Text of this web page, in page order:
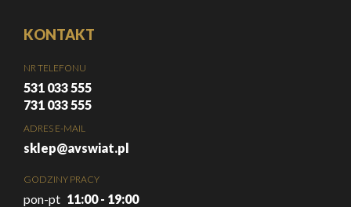
KONTAKT
NR TELEFONU
531 033 555
731 033 555
ADRES E-MAIL
sklep@avswiat.pl
GODZINY PRACY
pon-pt 11:00 - 19:00